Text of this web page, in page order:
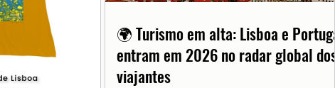
🌍 Turismo em alta: Lisboa e Portugal
entram em 2026 no radar global dos
viajantes